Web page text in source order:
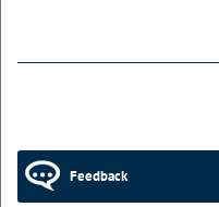
Feedback